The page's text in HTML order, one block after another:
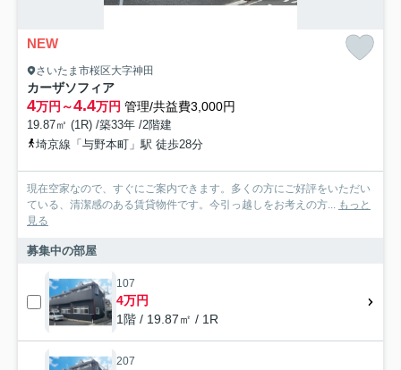
NEW
さいたま市桜区大字神田
カーザソフィア
4万円～4.4万円 管理/共益費3,000円
19.87㎡ (1R) /築33年 /2階建
埼京線「与野本町」駅 徒歩28分
現在空家なので、すぐにご案内できます。多くの方にご好評をいただい
ている、清潔感のある賃貸物件です。今引っ越しをお考えの方... もっと
見る
募集中の部屋
107
4万円
1階 / 19.87㎡ / 1R
207